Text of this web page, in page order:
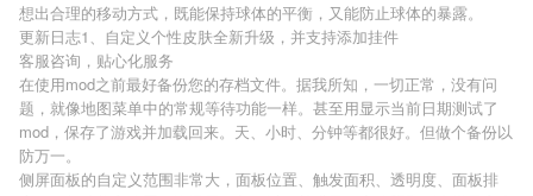
想出合理的移动方式，既能保持球体的平衡，又能防止球体的暴露。
更新日志1、自定义个性皮肤全新升级，并支持添加挂件
客服咨询，贴心化服务
在使用mod之前最好备份您的存档文件。据我所知，一切正常，没有问
题，就像地图菜单中的常规等待功能一样。甚至用显示当前日期测试了
mod，保存了游戏并加载回来。天、小时、分钟等都很好。但做个备份以
防万一。
侧屏面板的自定义范围非常大，面板位置、触发面积、透明度、面板排